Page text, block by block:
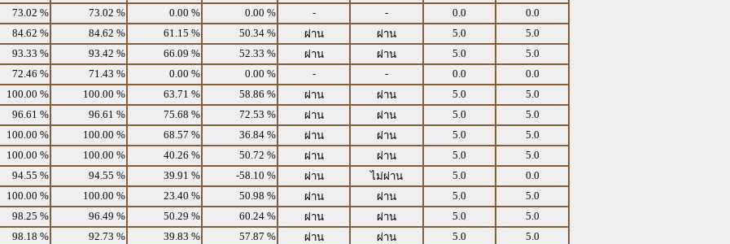
73.02 % 73.02 % 0.00 % 0.00 % - - 0.0
0.0
84.62 % 84.62 % 61.15 % 50.34 % ผ่าน ผ่าน 5.0
5.0
93.33 % 93.42 % 66.09 % 52.33 % ผ่าน ผ่าน 5.0
5.0
72.46 % 71.43 % 0.00 % 0.00 % - - 0.0
0.0
100.00 % 100.00 % 63.71 % 58.86 % ผ่าน ผ่าน 5.0
5.0
96.61 % 96.61 % 75.68 % 72.53 % ผ่าน ผ่าน 5.0
5.0
100.00 % 100.00 % 68.57 % 36.84 % ผ่าน ผ่าน 5.0
5.0
100.00 % 100.00 % 40.26 % 50.72 % ผ่าน ผ่าน 5.0
5.0
94.55 % 94.55 % 39.91 % -58.10 % ผ่าน ไม่ผ่าน 5.0
0.0
100.00 % 100.00 % 23.40 % 50.98 % ผ่าน ผ่าน 5.0
5.0
98.25 % 96.49 % 50.29 % 60.24 % ผ่าน ผ่าน 5.0
5.0
98.18 % 92.73 % 39.83 % 57.87 % ผ่าน ผ่าน 5.0
5.0